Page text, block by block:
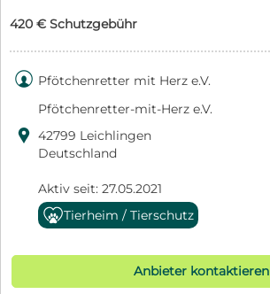
420 € Schutzgebühr
 Pfötchenretter mit Herz e.V.
Pfötchenretter-mit-Herz e.V.
 42799 Leichlingen
Deutschland
Aktiv seit: 27.05.2021
Tierheim / Tierschutz
Anbieter kontaktieren